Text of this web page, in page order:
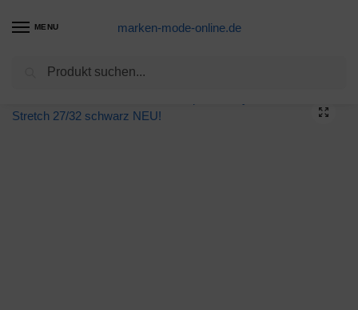
MENU marken-mode-online.de
Jeans-Produkte / “LEE” Marken Jeans Damen Super Skinny Jeans Power Stretch 27/32 schwarz NEU!